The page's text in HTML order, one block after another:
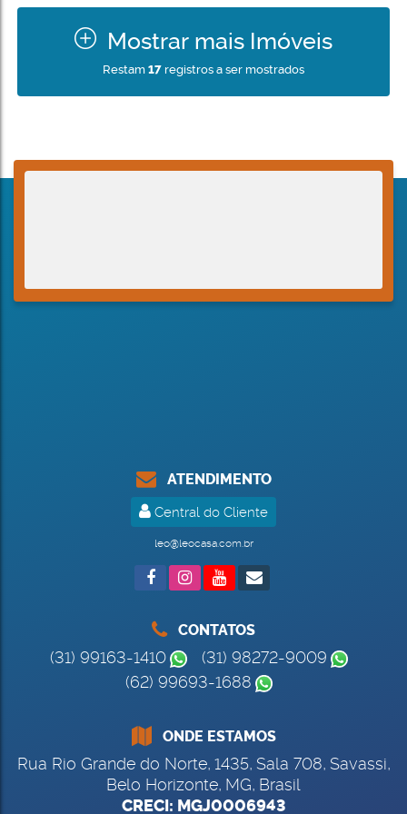
Mostrar mais Imóveis
Restam 17registros a ser mostrados
ATENDIMENTO
Central do Cliente
leo@leocasa.com.br
CONTATOS
(31) 99163-1410
(31) 98272-9009
(62) 99693-1688
ONDE ESTAMOS
Rua Rio Grande do Norte, 1435, Sala 708, Savassi,
Belo Horizonte, MG, Brasil
CRECI: MGJ0006943